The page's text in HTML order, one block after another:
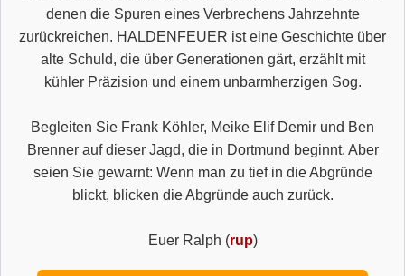
denen die Spuren eines Verbrechens Jahrzehnte
zurückreichen. HALDENFEUER ist eine Geschichte über
alte Schuld, die über Generationen gärt, erzählt mit
kühler Präzision und einem unbarmherzigen Sog.
Begleiten Sie Frank Köhler, Meike Elif Demir und Ben
Brenner auf dieser Jagd, die in Dortmund beginnt. Aber
seien Sie gewarnt: Wenn man zu tief in die Abgründe
blickt, blicken die Abgründe auch zurück.
Euer Ralph (rup)